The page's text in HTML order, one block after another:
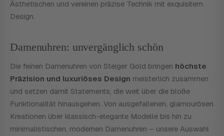
Ästhetischen und vereinen präzise Technik mit exquisitem
Design.
Damenuhren: unvergänglich schön
Die feinen Damenuhren von Steiger Gold bringen höchste
Präzision und luxuriöses Design meisterlich zusammen
und setzen damit Statements, die weit über die bloße
Funktionalität hinausgehen. Von ausgefallenen, glamourösen
Kreationen über klassisch-elegante Modelle bis hin zu
minimalistischen, modernen Damenuhren – unsere Auswahl